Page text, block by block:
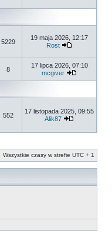
5229
19 maja 2026, 12:17
Rost
8
17 lipca 2026, 07:10
mcgiver
552
17 listopada 2025, 09:55
Alik87
Wszystkie czasy w strefie UTC + 1